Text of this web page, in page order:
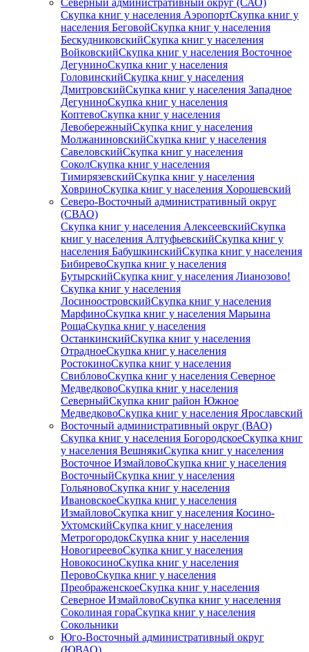
Скупка книг у населения АэропортСкупка книг у
населения БеговойСкупка книг у населения
БескудниковскийСкупка книг у населения
ВойковскийСкупка книг у населения Восточное
ДегуниноСкупка книг у населения
ГоловинскийСкупка книг у населения
ДмитровскийСкупка книг у населения Западное
ДегуниноСкупка книг у населения
КоптевоСкупка книг у населения
ЛевобережныйСкупка книг у населения
МолжаниновскийСкупка книг у населения
СавеловскийСкупка книг у населения
СоколСкупка книг у населения
ТимирязевскийСкупка книг у населения
ХовриноСкупка книг у населения Хорошевский
Северо-Восточный административный округ
(СВАО)
Скупка книг у населения АлексеевскийСкупка
книг у населения АлтуфьевскийСкупка книг у
населения БабушкинскийСкупка книг у населения
БибиревоСкупка книг у населения
БутырскийСкупка книг у населения Лианозово!
Скупка книг у населения
ЛосиноостровскийСкупка книг у населения
МарфиноСкупка книг у населения Марьина
РощаСкупка книг у населения
ОстанкинскийСкупка книг у населения
ОтрадноеСкупка книг у населения
РостокиноСкупка книг у населения
СвибловоСкупка книг у населения Северное
МедведковоСкупка книг у населения
СеверныйСкупка книг район Южное
МедведковоСкупка книг у населения Ярославский
Восточный административный округ (ВАО)
Скупка книг у населения БогородскоеСкупка книг
у населения ВешнякиСкупка книг у населения
Восточное ИзмайловоСкупка книг у населения
ВосточныйСкупка книг у населения
ГольяновоСкупка книг у населения
ИвановскоеСкупка книг у населения
ИзмайловоСкупка книг у населения Косино-
УхтомскийСкупка книг у населения
МетрогородокСкупка книг у населения
НовогиреевоСкупка книг у населения
НовокосиноСкупка книг у населения
ПеровоСкупка книг у населения
ПреображенскоеСкупка книг у населения
Северное ИзмайловоСкупка книг у населения
Соколиная гораСкупка книг у населения
Сокольники
Юго-Восточный административный округ
(ЮВАО)